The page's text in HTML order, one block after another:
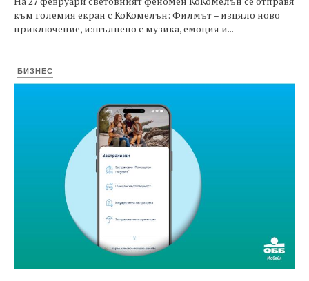
към големия екран с КоКомелън: Филмът – изцяло ново
приключение, изпълнено с музика, емоция и...
БИЗНЕС